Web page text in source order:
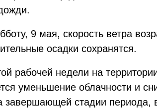
9 мая, скорость ветра
осадки сохранятся.
рабочей недели на
уменьшение облачности и
завершающей стадии периода,